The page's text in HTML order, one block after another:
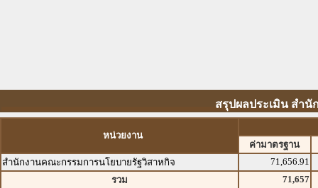
สรุปผลประเมิน สำนั
หน่วยงาน
ค่ามาตรฐาน
สำนักงานคณะกรรมการนโยบายรัฐวิสาหกิจ
71,656.91
รวม
71,657